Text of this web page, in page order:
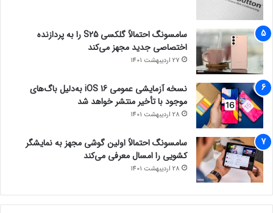
سامسونگ احتمالاً گلکسی S25 را به پردازنده
اختصاصی جدید مجهز می‌کند
27 اردیبهشت 1401
نسخه آزمایشی عمومی iOS 16 به‌دلیل باگ‌های
موجود با تأخیر منتشر خواهد شد
28 اردیبهشت 1401
سامسونگ احتمالاً اولین گوشی مجهز به نمایشگر
کشویی را امسال معرفی می‌کند
28 اردیبهشت 1401